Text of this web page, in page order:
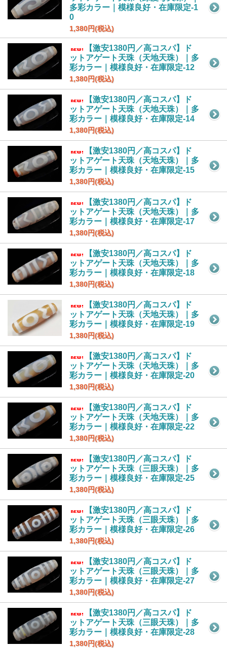
多彩カラー｜模様良好・在庫限定-1
0
1,380円(税込)
【激安1380円／高コスパ】ド
ットアゲート天珠（天地天珠）｜多
彩カラー｜模様良好・在庫限定-12
1,380円(税込)
【激安1380円／高コスパ】ド
ットアゲート天珠（天地天珠）｜多
彩カラー｜模様良好・在庫限定-14
1,380円(税込)
【激安1380円／高コスパ】ド
ットアゲート天珠（天地天珠）｜多
彩カラー｜模様良好・在庫限定-15
1,380円(税込)
【激安1380円／高コスパ】ド
ットアゲート天珠（天地天珠）｜多
彩カラー｜模様良好・在庫限定-17
1,380円(税込)
【激安1380円／高コスパ】ド
ットアゲート天珠（天地天珠）｜多
彩カラー｜模様良好・在庫限定-18
1,380円(税込)
【激安1380円／高コスパ】ド
ットアゲート天珠（天地天珠）｜多
彩カラー｜模様良好・在庫限定-19
1,380円(税込)
【激安1380円／高コスパ】ド
ットアゲート天珠（天地天珠）｜多
彩カラー｜模様良好・在庫限定-20
1,380円(税込)
【激安1380円／高コスパ】ド
ットアゲート天珠（天地天珠）｜多
彩カラー｜模様良好・在庫限定-22
1,380円(税込)
【激安1380円／高コスパ】ド
ットアゲート天珠（三眼天珠）｜多
彩カラー｜模様良好・在庫限定-25
1,380円(税込)
【激安1380円／高コスパ】ド
ットアゲート天珠（三眼天珠）｜多
彩カラー｜模様良好・在庫限定-26
1,380円(税込)
【激安1380円／高コスパ】ド
ットアゲート天珠（三眼天珠）｜多
彩カラー｜模様良好・在庫限定-27
1,380円(税込)
【激安1380円／高コスパ】ド
ットアゲート天珠（三眼天珠）｜多
彩カラー｜模様良好・在庫限定-28
1,380円(税込)